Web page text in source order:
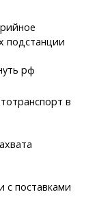
подстанции
рф
в
с поставками